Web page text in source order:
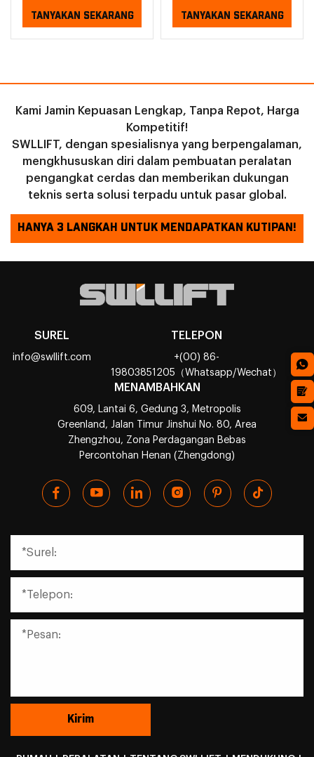
TANYAKAN SEKARANG
TANYAKAN SEKARANG
Kami Jamin Kepuasan Lengkap, Tanpa Repot, Harga
Kompetitif!
SWLLIFT, dengan spesialisnya yang berpengalaman,
mengkhususkan diri dalam pembuatan peralatan
pengangkat cerdas dan memberikan dukungan
teknis serta solusi terpadu untuk pasar global.
HANYA 3 LANGKAH UNTUK MENDAPATKAN KUTIPAN!
SUREL
info@swllift.com
TELEPON
+(00) 86-
19803851205（Whatsapp/Wechat）
MENAMBAHKAN
609, Lantai 6, Gedung 3, Metropolis
Greenland, Jalan Timur Jinshui No. 80, Area
Zhengzhou, Zona Perdagangan Bebas
Percontohan Henan (Zhengdong)